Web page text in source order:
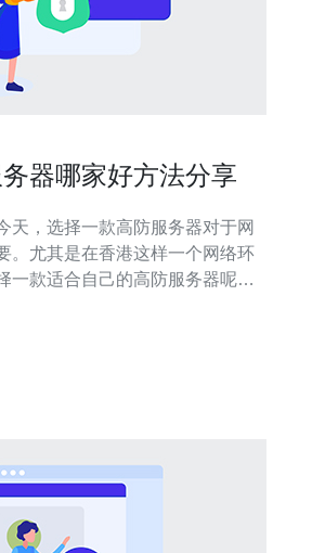
器哪家好方法分享
天，选择一款高防服务器对于网
。尤其是在香港这样一个网络环
一款适合自己的高防服务器呢？